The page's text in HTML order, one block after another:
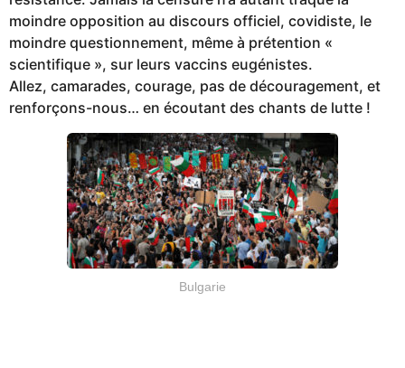
moindre opposition au discours officiel, covidiste, le
moindre questionnement, même à prétention «
scientifique », sur leurs vaccins eugénistes.
Allez, camarades, courage, pas de découragement, et
renforçons-nous… en écoutant des chants de lutte !
Bulgarie